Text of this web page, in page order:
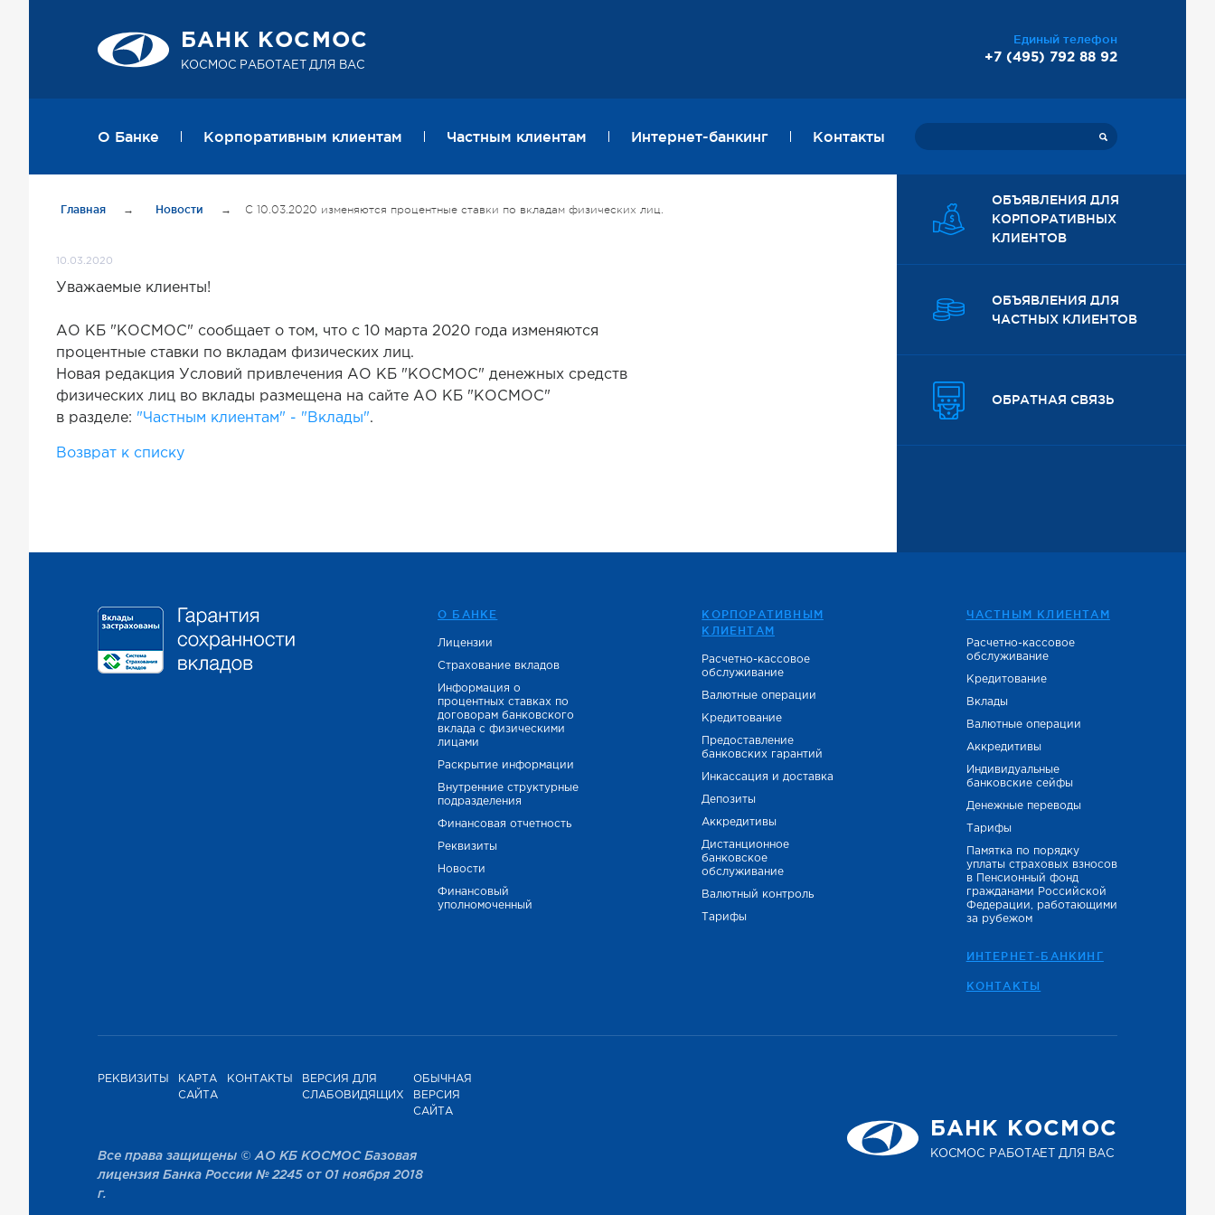
БАНК КОСМОС
КОСМОС РАБОТАЕТ ДЛЯ ВАС
Единый телефон
+7 (495) 792 88 92
О Банке Корпоративным клиентам Частным клиентам Интернет-банкинг Контакты
Главная → Новости → С 10.03.2020 изменяются процентные ставки по вкладам физических лиц.
10.03.2020
Уважаемые клиенты!
АО КБ "КОСМОС" сообщает о том, что с 10 марта 2020 года изменяются
процентные ставки по вкладам физических лиц.
Новая редакция Условий привлечения АО КБ "КОСМОС" денежных средств
физических лиц во вклады размещена на сайте АО КБ "КОСМОС"
в разделе: "Частным клиентам" - "Вклады".
Возврат к списку
ОБЪЯВЛЕНИЯ ДЛЯ
КОРПОРАТИВНЫХ
КЛИЕНТОВ
ОБЪЯВЛЕНИЯ ДЛЯ
ЧАСТНЫХ КЛИЕНТОВ
ОБРАТНАЯ СВЯЗЬ
О БАНКЕ
Лицензии
Страхование вкладов
Информация о
процентных ставках по
договорам банковского
вклада с физическими
лицами
Раскрытие информации
Внутренние структурные
подразделения
Финансовая отчетность
Реквизиты
Новости
Финансовый
уполномоченный
КОРПОРАТИВНЫМ
КЛИЕНТАМ
Расчетно-кассовое
обслуживание
Валютные операции
Кредитование
Предоставление
банковских гарантий
Инкассация и доставка
Депозиты
Аккредитивы
Дистанционное
банковское
обслуживание
Валютный контроль
Тарифы
ЧАСТНЫМ КЛИЕНТАМ
Расчетно-кассовое
обслуживание
Кредитование
Вклады
Валютные операции
Аккредитивы
Индивидуальные
банковские сейфы
Денежные переводы
Тарифы
Памятка по порядку
уплаты страховых взносов
в Пенсионный фонд
гражданами Российской
Федерации, работающими
за рубежом
ИНТЕРНЕТ-БАНКИНГ
КОНТАКТЫ
РЕКВИЗИТЫ
КАРТА
САЙТА
КОНТАКТЫ
ВЕРСИЯ ДЛЯ
СЛАБОВИДЯЩИХ
ОБЫЧНАЯ
ВЕРСИЯ
САЙТА
Все права защищены © АО КБ КОСМОС Базовая
лицензия Банка России № 2245 от 01 ноября 2018
г.
БАНК КОСМОС
КОСМОС РАБОТАЕТ ДЛЯ ВАС